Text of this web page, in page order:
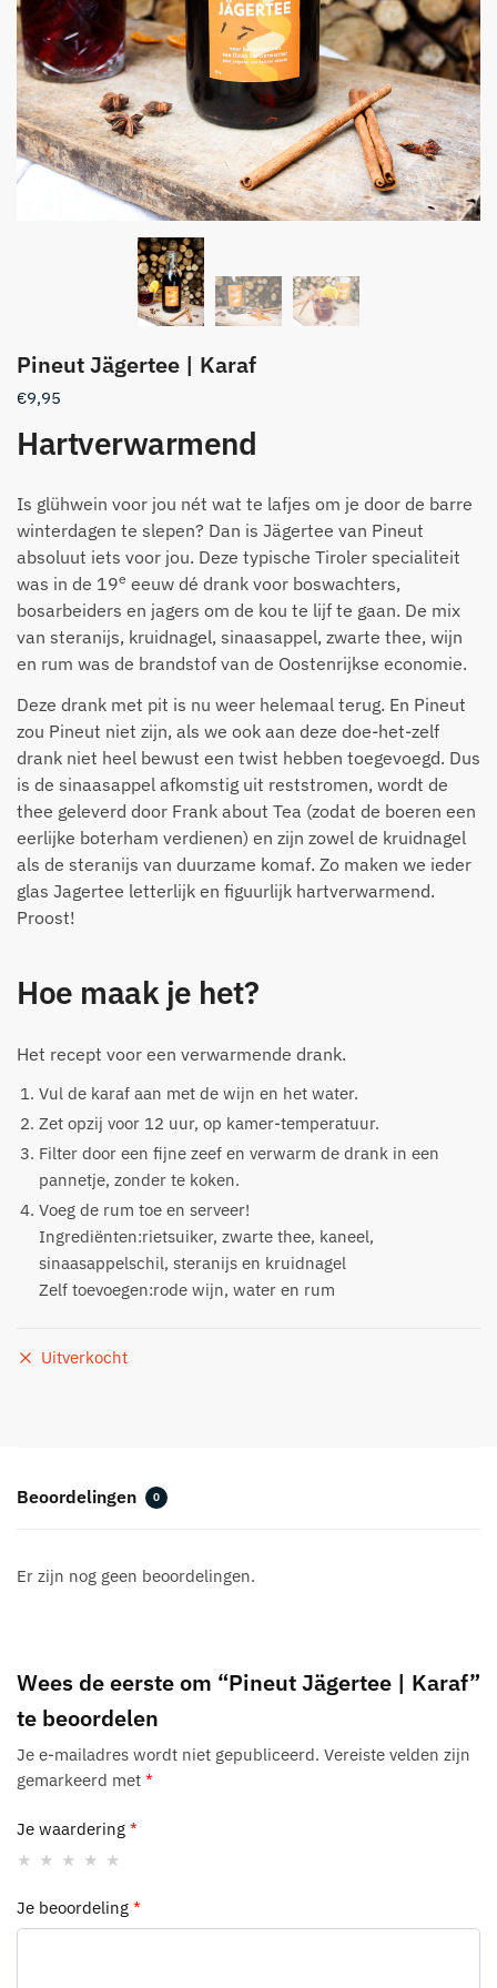
Pineut Jägertee | Karaf
€9,95
Hartverwarmend
Is glühwein voor jou nét wat te lafjes om je door de barre
winterdagen te slepen? Dan is Jägertee van Pineut
absoluut iets voor jou. Deze typische Tiroler specialiteit
was in de 19e eeuw dé drank voor boswachters,
bosarbeiders en jagers om de kou te lijf te gaan. De mix
van steranijs, kruidnagel, sinaasappel, zwarte thee, wijn
en rum was de brandstof van de Oostenrijkse economie.
Deze drank met pit is nu weer helemaal terug. En Pineut
zou Pineut niet zijn, als we ook aan deze doe-het-zelf
drank niet heel bewust een twist hebben toegevoegd. Dus
is de sinaasappel afkomstig uit reststromen, wordt de
thee geleverd door Frank about Tea (zodat de boeren een
eerlijke boterham verdienen) en zijn zowel de kruidnagel
als de steranijs van duurzame komaf. Zo maken we ieder
glas Jagertee letterlijk en figuurlijk hartverwarmend.
Proost!
Hoe maak je het?
Het recept voor een verwarmende drank.
Vul de karaf aan met de wijn en het water.
Zet opzij voor 12 uur, op kamer-temperatuur.
Filter door een fijne zeef en verwarm de drank in een
pannetje, zonder te koken.
Voeg de rum toe en serveer!
Ingrediënten:rietsuiker, zwarte thee, kaneel,
sinaasappelschil, steranijs en kruidnagel
Zelf toevoegen:rode wijn, water en rum
Uitverkocht
Beoordelingen 0
Er zijn nog geen beoordelingen.
Wees de eerste om “Pineut Jägertee | Karaf”
te beoordelen
Je e-mailadres wordt niet gepubliceerd. Vereiste velden zijn
gemarkeerd met *
Je waardering *
Je beoordeling *